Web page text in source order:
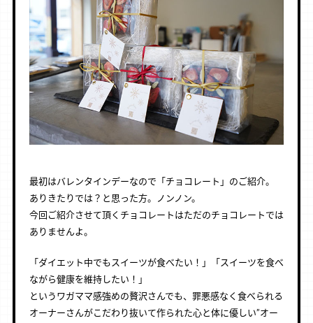
最初はバレンタインデーなので「チョコレート」のご紹介。
ありきたりでは？と思った方。ノンノン。
今回ご紹介させて頂くチョコレートはただのチョコレートでは
ありませんよ。
「ダイエット中でもスイーツが食べたい！」「スイーツを食べ
ながら健康を維持したい！」
というワガママ感強めの贅沢さんでも、罪悪感なく食べられる
オーナーさんがこだわり抜いて作られた心と体に優しい”オー